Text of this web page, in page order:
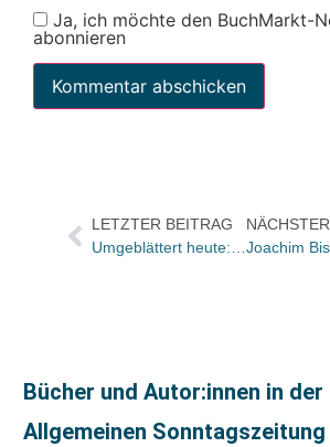
Ja, ich möchte den BuchMarkt-
abonnieren
LETZTER BEITRAG
Bücher und Autor:innen in
Allgemeinen Sonntagszeitung